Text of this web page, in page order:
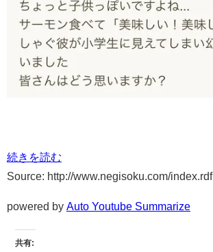
続きを読む
Source: http://www.negisoku.com/index.rdf
powered by Auto Youtube Summarize
共有: